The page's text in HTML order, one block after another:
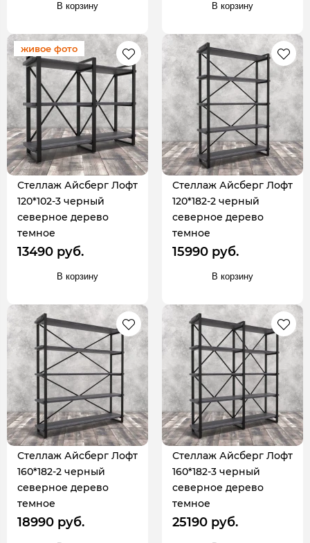
В корзину В корзину
живое фото
Стеллаж Айсберг Лофт
120*102-3 черный
северное дерево
темное
13490 руб.
В корзину
Стеллаж Айсберг Лофт
120*182-2 черный
северное дерево
темное
15990 руб.
В корзину
Стеллаж Айсберг Лофт
160*182-2 черный
северное дерево
темное
18990 руб.
Стеллаж Айсберг Лофт
160*182-3 черный
северное дерево
темное
25190 руб.